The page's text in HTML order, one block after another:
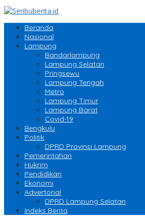
Beranda
Nasional
Lampung
Bandarlampung
Lampung Selatan
Pringsewu
Lampung Tengah
Metro
Lampung Timur
Lampung Barat
Covid-19
Bengkulu
Politik
DPRD Provinsi Lampung
Pemerintahan
Hukrim
Pendidikan
Ekonomi
Advertorial
DPRD Lampung Selatan
Indeks Berita